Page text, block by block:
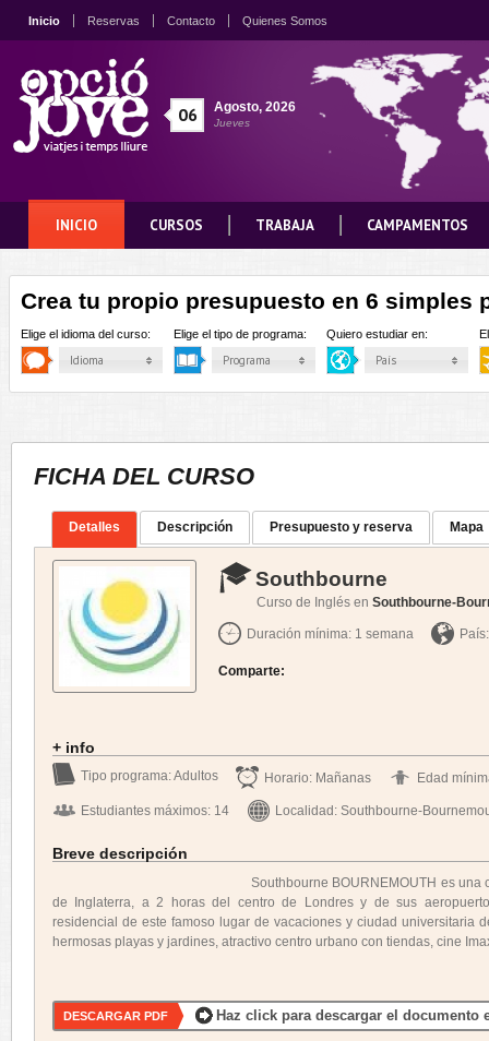
Inicio Reservas Contacto Quienes Somos
06 Agosto, 2026
Jueves
INICIO CURSOS TRABAJA CAMPAMENTOS
Crea tu propio presupuesto en 6 simples
Elige el idioma del curso:
Idioma
Elige el tipo de programa:
Programa
Quiero estudiar en:
País
FICHA DEL CURSO
Detalles Descripción Presupuesto y reserva Mapa
Southbourne
Curso de Inglés en Southbourne-
Duración mínima: 1 semana
Comparte:
+ info
Tipo programa: Adultos Horario: Mañanas Edad
Estudiantes máximos: 14 Localidad: Southbourne-
Breve descripción
Southbourne BOURNEMOUTH es una ciudad
de Inglaterra, a 2 horas del centro de Londres y de sus
residencial de este famoso lugar de vacaciones y ciudad universitaria
hermosas playas y jardines, atractivo centro urbano con tiendas, cine
DESCARGAR PDF Haz click para descargar el documento